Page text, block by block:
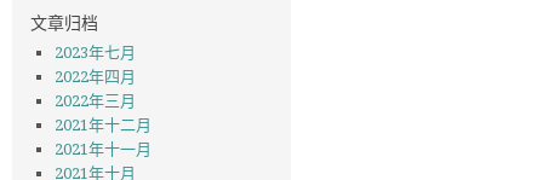
文章归档
2023年七月
2022年四月
2022年三月
2021年十二月
2021年十一月
2021年十月